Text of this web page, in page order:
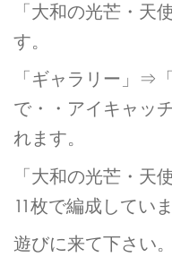
「大和の光芒・天
す。
「ギャラリー」⇒
で・・アイキャッ
れます。
「大和の光芒・天
11枚で編成していま
遊びに来て下さい。